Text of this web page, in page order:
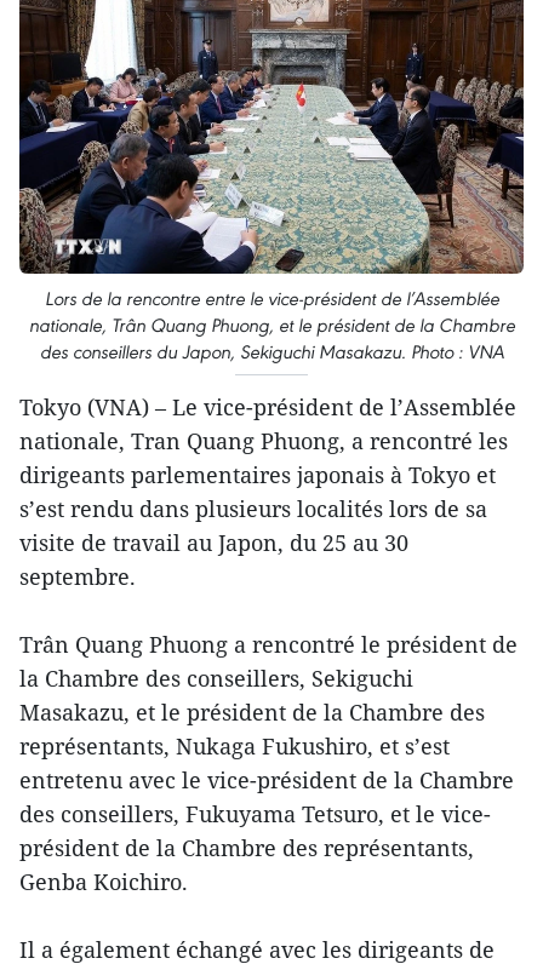
Lors de la rencontre entre le vice-président de l’Assemblée
nationale, Trân Quang Phuong, et le président de la Chambre
des conseillers du Japon, Sekiguchi Masakazu. Photo : VNA
Tokyo (VNA) – Le vice-président de l’Assemblée
nationale, Tran Quang Phuong, a rencontré les
dirigeants parlementaires japonais à Tokyo et
s’est rendu dans plusieurs localités lors de sa
visite de travail au Japon, du 25 au 30
septembre.
Trân Quang Phuong a rencontré le président de
la Chambre des conseillers, Sekiguchi
Masakazu, et le président de la Chambre des
représentants, Nukaga Fukushiro, et s’est
entretenu avec le vice-président de la Chambre
des conseillers, Fukuyama Tetsuro, et le vice-
président de la Chambre des représentants,
Genba Koichiro.
Il a également échangé avec les dirigeants de